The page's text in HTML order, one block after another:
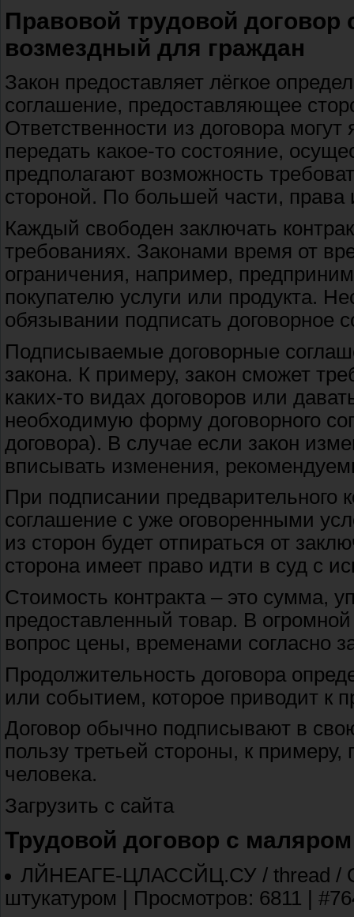
Правовой трудовой
возмездный для граждан
Закон предоставляет лёгкое
соглашение, предоставляющее
Ответственности из договора
передать какое-то состояние,
предполагают возможность
стороной. По большей части, права
Каждый свободен заключать
требованиях. Законами время от
ограничения, например,
покупателю услуги или продукта.
обязывании подписать договорное
Подписываемые договорные
закона. К примеру, закон сможет
каких-то видах договоров или
необходимую форму договорного
договора). В случае если закон
вписывать изменения,
При подписании предварительного
соглашение с уже оговоренными
из сторон будет отпираться от
сторона имеет право идти в суд с
Стоимость контракта – это сумма,
предоставленный товар. В
вопрос цены, временами согласно
Продолжительность договора
или событием, которое приводит к
Договор обычно подписывают в
пользу третьей стороны, к примеру,
человека.
Загрузить с сайта
Трудовой договор с маляром
ЛЙНЕАГЕ-ЦЛАССЙЦ.СУ / thread /
штукатуром | Просмотров: 6811 |